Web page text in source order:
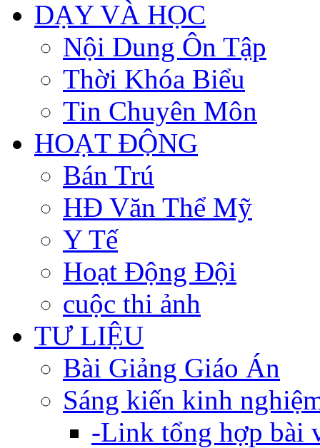
DẠY VÀ HỌC
Nội Dung Ôn Tập
Thời Khóa Biểu
Tin Chuyên Môn
HOẠT ĐỘNG
Bán Trú
HĐ Văn Thể Mỹ
Y Tế
Hoạt Động Đội
cuộc thi ảnh
TƯ LIỆU
Bài Giảng Giáo Án
Sáng kiến kinh
-Link tổng hợp bài